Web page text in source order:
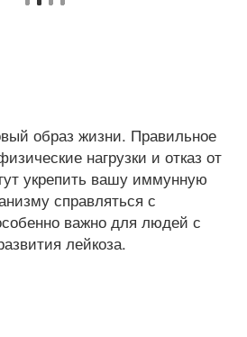
образ жизни. Правильное
нагрузки и отказ от
укрепить вашу иммунную
справляться с
важно для людей с
лейкоза.